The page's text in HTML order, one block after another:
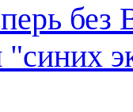
без
"синих